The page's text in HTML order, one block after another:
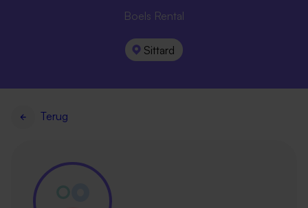
Boels Rental
Sittard
Terug